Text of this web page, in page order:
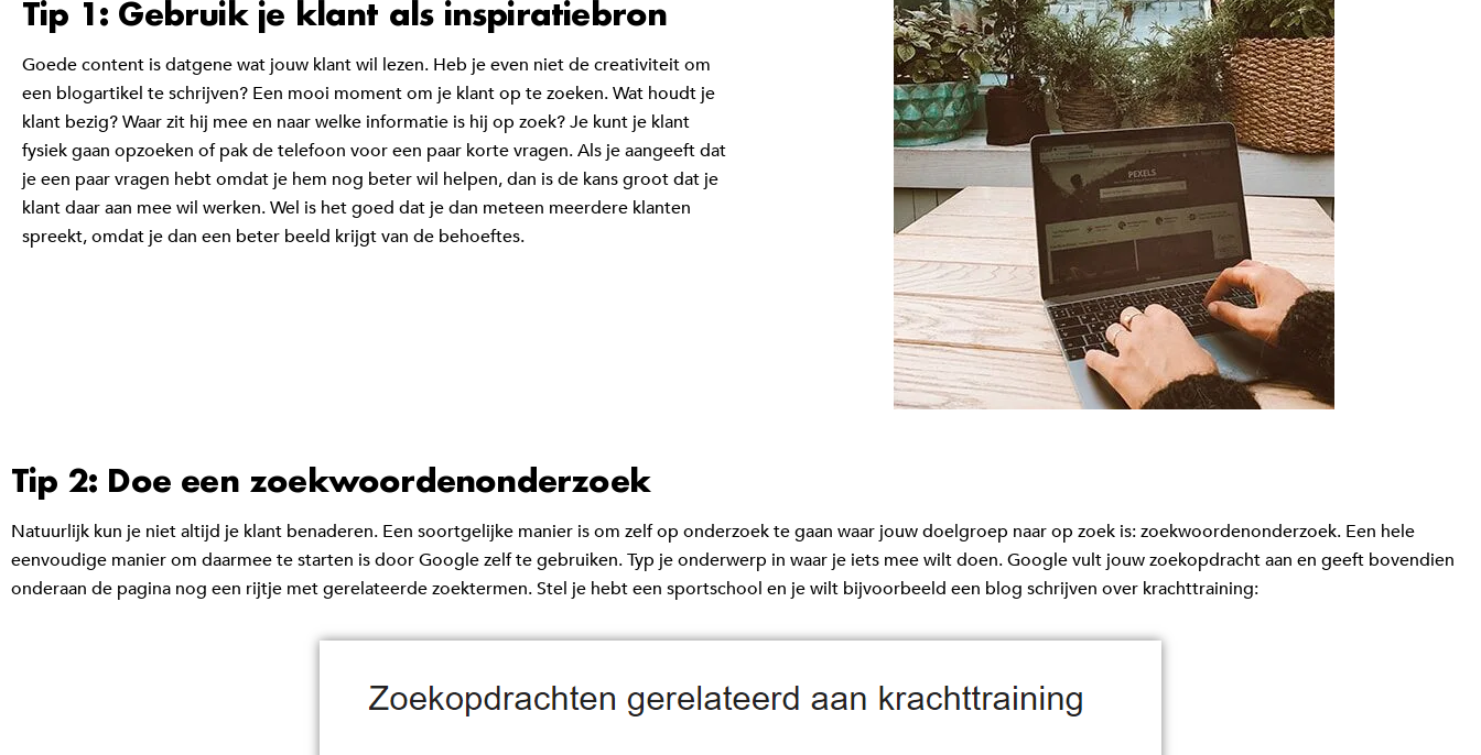
Tip 1: Gebruik je klant als inspiratiebron
Goede content is datgene wat jouw klant wil lezen. Heb je even niet de creativiteit om
een blogartikel te schrijven? Een mooi moment om je klant op te zoeken. Wat houdt je
klant bezig? Waar zit hij mee en naar welke informatie is hij op zoek? Je kunt je klant
fysiek gaan opzoeken of pak de telefoon voor een paar korte vragen. Als je aangeeft dat
je een paar vragen hebt omdat je hem nog beter wil helpen, dan is de kans groot dat je
klant daar aan mee wil werken. Wel is het goed dat je dan meteen meerdere klanten
spreekt, omdat je dan een beter beeld krijgt van de behoeftes.
Tip 2: Doe een zoekwoordenonderzoek
Natuurlijk kun je niet altijd je klant benaderen. Een soortgelijke manier is om zelf op onderzoek te gaan waar jouw doelgroep naar op zoek is: zoekwoordenonderzoek. Een hele
eenvoudige manier om daarmee te starten is door Google zelf te gebruiken. Typ je onderwerp in waar je iets mee wilt doen. Google vult jouw zoekopdracht aan en geeft bovendien
onderaan de pagina nog een rijtje met gerelateerde zoektermen. Stel je hebt een sportschool en je wilt bijvoorbeeld een blog schrijven over krachttraining: